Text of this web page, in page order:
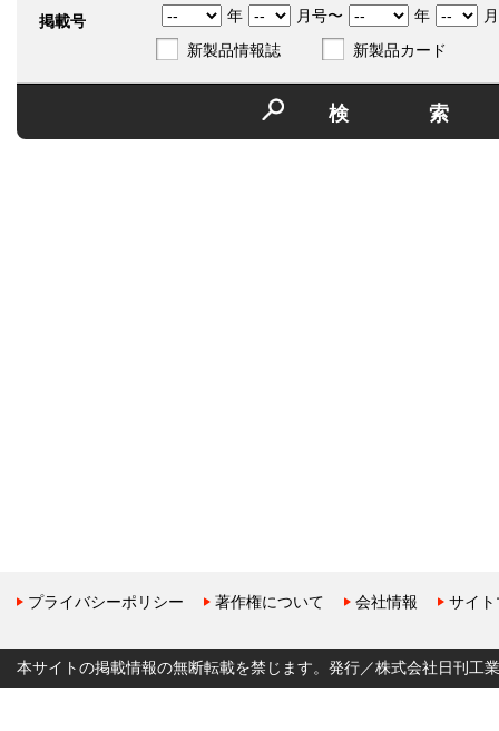
掲載号 年 月号〜 年
新製品情報誌
新製品カード
検
プライバシーポリシー 著作権について 会社情報 サイ
本サイトの掲載情報の無断転載を禁じます。発行／株式会社日刊